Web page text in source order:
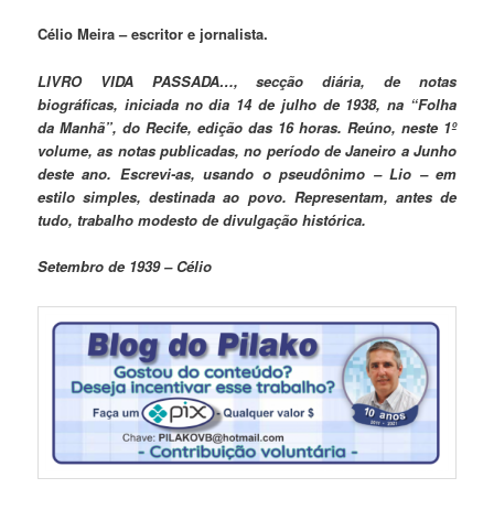
Célio Meira – escritor e jornalista.
LIVRO VIDA PASSADA…, secção diária, de notas
biográficas, iniciada no dia 14 de julho de 1938, na “Folha
da Manhã”, do Recife, edição das 16 horas. Reúno, neste 1º
volume, as notas publicadas, no período de Janeiro a Junho
deste ano. Escrevi-as, usando o pseudônimo – Lio – em
estilo simples, destinada ao povo. Representam, antes de
tudo, trabalho modesto de divulgação histórica.
Setembro de 1939 – Célio